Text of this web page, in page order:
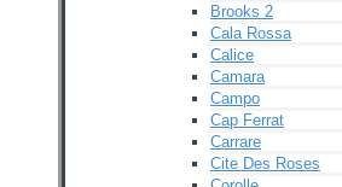
Brooks 2
Cala Rossa
Calice
Camara
Campo
Cap Ferrat
Carrare
Cite Des Roses